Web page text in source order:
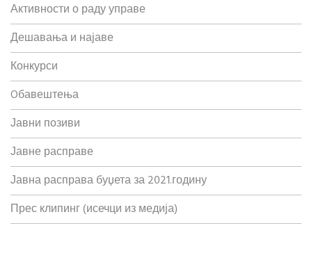
Активности о раду управе
Дешавања и најаве
Конкурси
Oбавештења
Јавни позиви
Јавне расправе
Јавна расправа буџета за 2021.годину
Прес клипинг (исечци из медија)